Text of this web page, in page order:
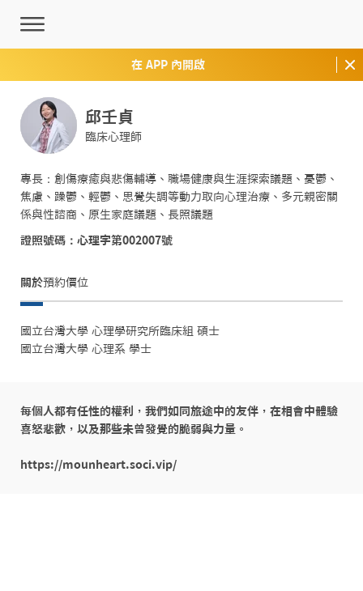
在 APP 內開啟
邱壬貞
臨床心理師
專長：創傷療癒與悲傷輔導、職場健康與生涯探索議題、憂鬱、
焦慮、躁鬱、輕鬱、思覺失調等動力取向心理治療、多元親密關
係與性諮商、原生家庭議題、長照議題
證照號碼：心理字第002007號
關於預約價位
國立台灣大學 心理學研究所臨床組 碩士
國立台灣大學 心理系 學士
每個人都有任性的權利，我們如同旅途中的友伴，在相會中體驗
喜怒悲歡，以及那些未曾發覺的脆弱與力量。
https://mounheart.soci.vip/